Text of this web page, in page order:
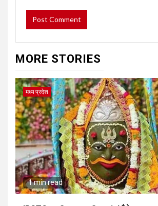
MORE STORIES
मध्य प्रदेश
1 min read